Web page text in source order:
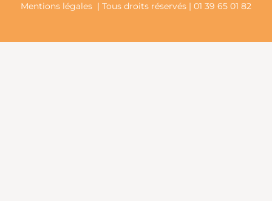
Mentions légales | Tous droits réservés | 01 39 65 01 82